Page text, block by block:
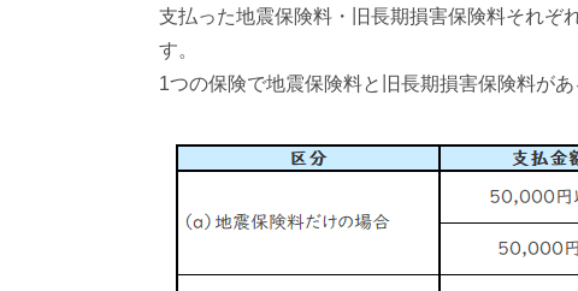
支払った地震保険料・旧長期損害保険料それぞ
す。
1つの保険で地震保険料と旧長期損害保険料が